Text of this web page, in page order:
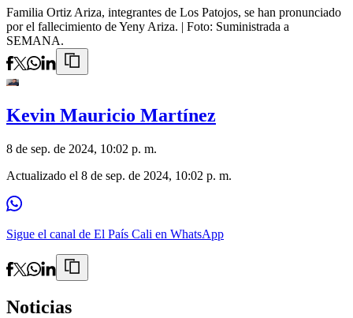
Familia Ortiz Ariza, integrantes de Los Patojos, se han pronunciado
por el fallecimiento de Yeny Ariza. | Foto: Suministrada a
SEMANA.
Kevin Mauricio Martínez
8 de sep. de 2024, 10:02 p. m.
Actualizado el 8 de sep. de 2024, 10:02 p. m.
Sigue el canal de El País Cali en WhatsApp
Noticias